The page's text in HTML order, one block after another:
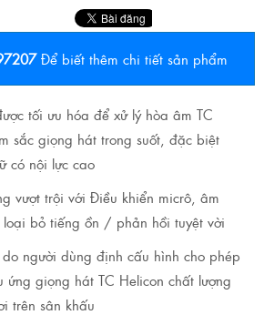
Để biết thêm chi tiết sản phẩm
tối ưu hóa để xử lý hòa âm TC
sắc giọng hát trong suốt, đặc biệt
có nội lực cao
vượt trội với Điều khiển micrô, âm
bỏ tiếng ồn / phản hồi tuyệt vời
người dùng định cấu hình cho phép
ứng giọng hát TC Helicon chất lượng
trên sân khấu